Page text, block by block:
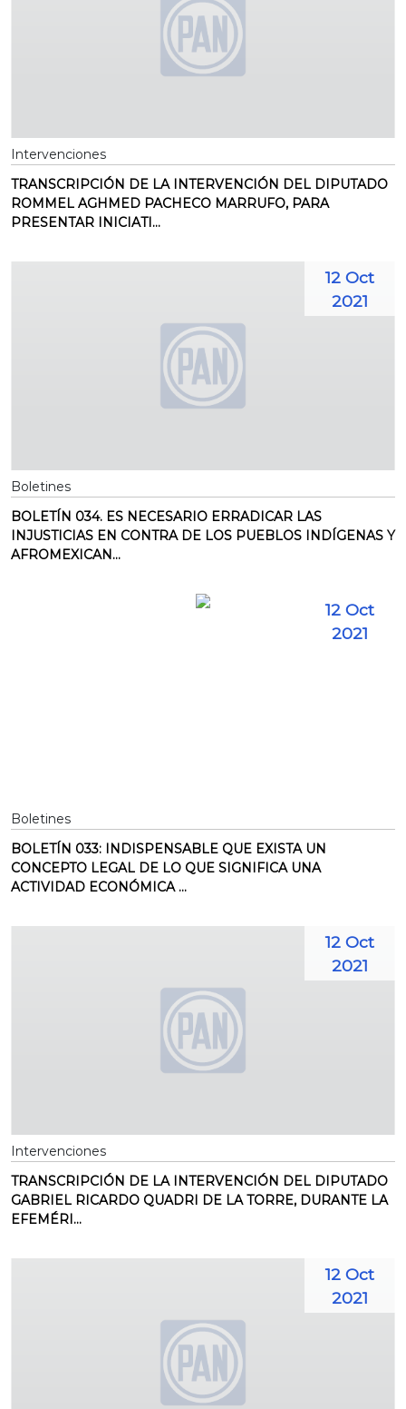
Intervenciones
TRANSCRIPCIÓN DE LA INTERVENCIÓN DEL DIPUTADO
ROMMEL AGHMED PACHECO MARRUFO, PARA
PRESENTAR INICIATI...
12 Oct
2021
Boletines
BOLETÍN 034. ES NECESARIO ERRADICAR LAS
INJUSTICIAS EN CONTRA DE LOS PUEBLOS INDÍGENAS Y
AFROMEXICAN...
12 Oct
2021
Boletines
BOLETÍN 033: INDISPENSABLE QUE EXISTA UN
CONCEPTO LEGAL DE LO QUE SIGNIFICA UNA
ACTIVIDAD ECONÓMICA ...
12 Oct
2021
Intervenciones
TRANSCRIPCIÓN DE LA INTERVENCIÓN DEL DIPUTADO
GABRIEL RICARDO QUADRI DE LA TORRE, DURANTE LA
EFEMÉRI...
12 Oct
2021